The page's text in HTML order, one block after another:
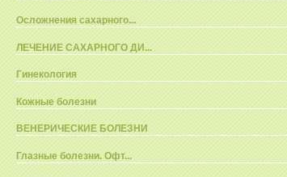
Осложнения сахарного...
ЛЕЧЕНИЕ САХАРНОГО ДИ...
Гинекология
Кожные болезни
ВЕНЕРИЧЕСКИЕ БОЛЕЗНИ
Глазные болезни. Офт...